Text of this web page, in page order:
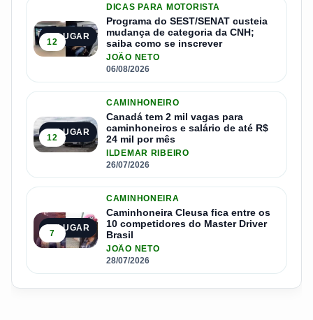
3º LUGAR
12
DICAS PARA MOTORISTA
Programa do SEST/SENAT custeia
mudança de categoria da CNH;
saiba como se inscrever
JOÃO NETO
06/08/2026
4º LUGAR
12
CAMINHONEIRO
Canadá tem 2 mil vagas para
caminhoneiros e salário de até R$
24 mil por mês
ILDEMAR RIBEIRO
26/07/2026
5º LUGAR
7
CAMINHONEIRA
Caminhoneira Cleusa fica entre os
10 competidores do Master Driver
Brasil
JOÃO NETO
28/07/2026